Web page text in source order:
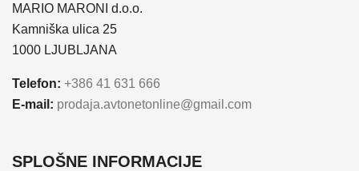
MARIO MARONI d.o.o.
Kamniška ulica 25
1000 LJUBLJANA
Telefon: +386 41 631 666
E-mail: prodaja.avtonetonline@gmail.com
SPLOŠNE INFORMACIJE